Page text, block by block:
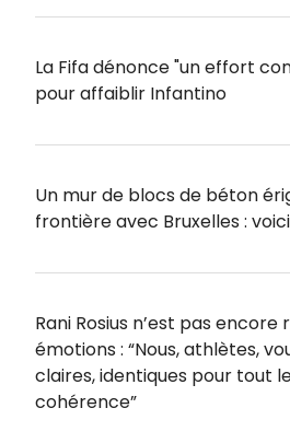
La Fifa dénonce "un effort
pour affaiblir Infantino
Un mur de blocs de béton
frontière avec Bruxelles :
Rani Rosius n’est pas encore
émotions : “Nous, athlètes,
claires, identiques pour tout
cohérence”